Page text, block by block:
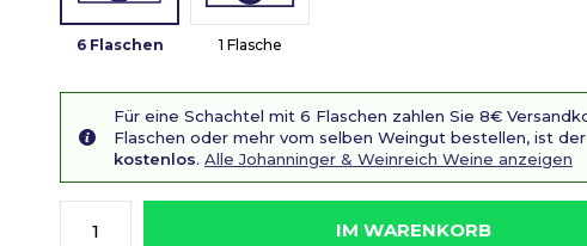
6 Flaschen 1 Flasche
Für eine Schachtel mit 6 Flaschen zahlen Sie 8€
Flaschen oder mehr vom selben Weingut bestellen, ist der
kostenlos. Alle Johanninger & Weinreich Weine anzeigen
IM WARENKORB